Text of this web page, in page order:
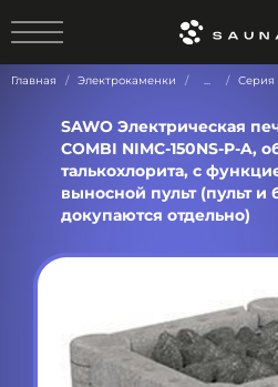
Главная Электрокаменки ... Серия
SAWO Электрическая
COMBI NIMC-150NS-P-A,
талькохлорита, с
выносной пульт (пульт и
докупаются отдельно)